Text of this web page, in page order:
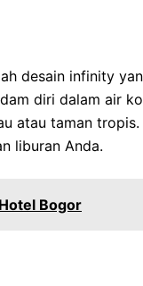
desain infinity
diri dalam air
atau taman tropis.
liburan Anda.
Bogor